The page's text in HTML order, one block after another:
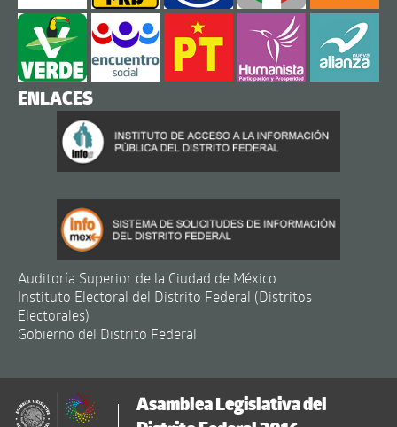
ENLACES
Auditoría Superior de la Ciudad de México
Instituto Electoral del Distrito Federal (Distritos
Electorales)
Gobierno del Distrito Federal
Asamblea Legislativa del